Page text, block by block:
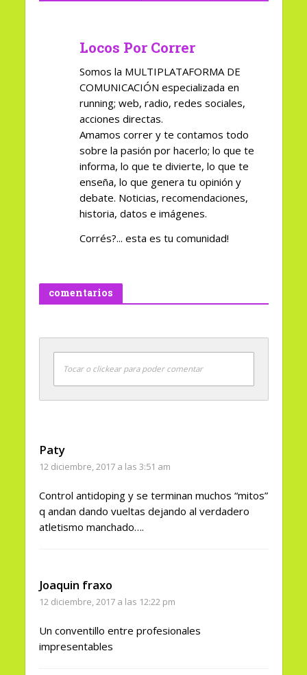
Locos Por Correr
Somos la MULTIPLATAFORMA DE
COMUNICACIÓN especializada en
running; web, radio, redes sociales,
acciones directas.
Amamos correr y te contamos todo
sobre la pasión por hacerlo; lo que te
informa, lo que te divierte, lo que te
enseña, lo que genera tu opinión y
debate. Noticias, recomendaciones,
historia, datos e imágenes.
Corrés?... esta es tu comunidad!
comentarios
Tocar o clickear para poder comentar
Paty
12 diciembre, 2017 a las 3:51 am
Control antidoping y se terminan muchos “mitos”
q andan dando vueltas dejando al verdadero
atletismo manchado….
Joaquin fraxo
12 diciembre, 2017 a las 12:22 pm
Un conventillo entre profesionales
impresentables